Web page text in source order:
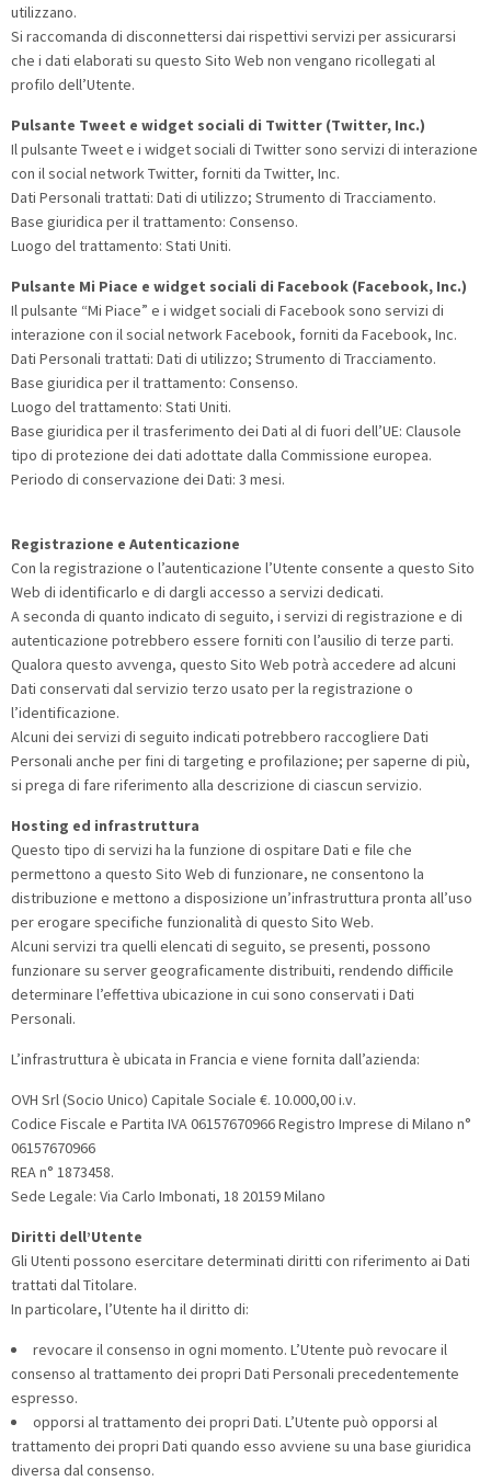
utilizzano.
Si raccomanda di disconnettersi dai rispettivi servizi per assicurarsi
che i dati elaborati su questo Sito Web non vengano ricollegati al
profilo dell’Utente.
Pulsante Tweet e widget sociali di Twitter (Twitter, Inc.)
Il pulsante Tweet e i widget sociali di Twitter sono servizi di interazione
con il social network Twitter, forniti da Twitter, Inc.
Dati Personali trattati: Dati di utilizzo; Strumento di Tracciamento.
Base giuridica per il trattamento: Consenso.
Luogo del trattamento: Stati Uniti.
Pulsante Mi Piace e widget sociali di Facebook (Facebook, Inc.)
Il pulsante “Mi Piace” e i widget sociali di Facebook sono servizi di
interazione con il social network Facebook, forniti da Facebook, Inc.
Dati Personali trattati: Dati di utilizzo; Strumento di Tracciamento.
Base giuridica per il trattamento: Consenso.
Luogo del trattamento: Stati Uniti.
Base giuridica per il trasferimento dei Dati al di fuori dell’UE: Clausole
tipo di protezione dei dati adottate dalla Commissione europea.
Periodo di conservazione dei Dati: 3 mesi.
Registrazione e Autenticazione
Con la registrazione o l’autenticazione l’Utente consente a questo Sito
Web di identificarlo e di dargli accesso a servizi dedicati.
A seconda di quanto indicato di seguito, i servizi di registrazione e di
autenticazione potrebbero essere forniti con l’ausilio di terze parti.
Qualora questo avvenga, questo Sito Web potrà accedere ad alcuni
Dati conservati dal servizio terzo usato per la registrazione o
l’identificazione.
Alcuni dei servizi di seguito indicati potrebbero raccogliere Dati
Personali anche per fini di targeting e profilazione; per saperne di più,
si prega di fare riferimento alla descrizione di ciascun servizio.
Hosting ed infrastruttura
Questo tipo di servizi ha la funzione di ospitare Dati e file che
permettono a questo Sito Web di funzionare, ne consentono la
distribuzione e mettono a disposizione un’infrastruttura pronta all’uso
per erogare specifiche funzionalità di questo Sito Web.
Alcuni servizi tra quelli elencati di seguito, se presenti, possono
funzionare su server geograficamente distribuiti, rendendo difficile
determinare l’effettiva ubicazione in cui sono conservati i Dati
Personali.
L’infrastruttura è ubicata in Francia e viene fornita dall’azienda:
OVH Srl (Socio Unico) Capitale Sociale €. 10.000,00 i.v.
Codice Fiscale e Partita IVA 06157670966 Registro Imprese di Milano n°
06157670966
REA n° 1873458.
Sede Legale: Via Carlo Imbonati, 18 20159 Milano
Diritti dell’Utente
Gli Utenti possono esercitare determinati diritti con riferimento ai Dati
trattati dal Titolare.
In particolare, l’Utente ha il diritto di:
revocare il consenso in ogni momento. L’Utente può revocare il
consenso al trattamento dei propri Dati Personali precedentemente
espresso.
opporsi al trattamento dei propri Dati. L’Utente può opporsi al
trattamento dei propri Dati quando esso avviene su una base giuridica
diversa dal consenso.